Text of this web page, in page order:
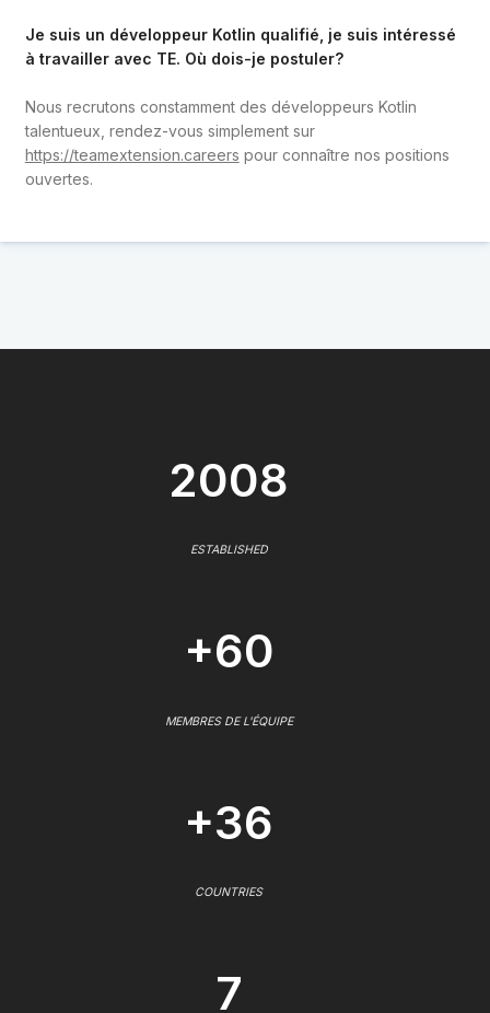
Je suis un développeur Kotlin qualifié, je suis intéressé
à travailler avec TE. Où dois-je postuler?
Nous recrutons constamment des développeurs Kotlin
talentueux, rendez-vous simplement sur
https://teamextension.careers pour connaître nos positions
ouvertes.
2008
ESTABLISHED
+60
MEMBRES DE L'ÉQUIPE
+36
COUNTRIES
7